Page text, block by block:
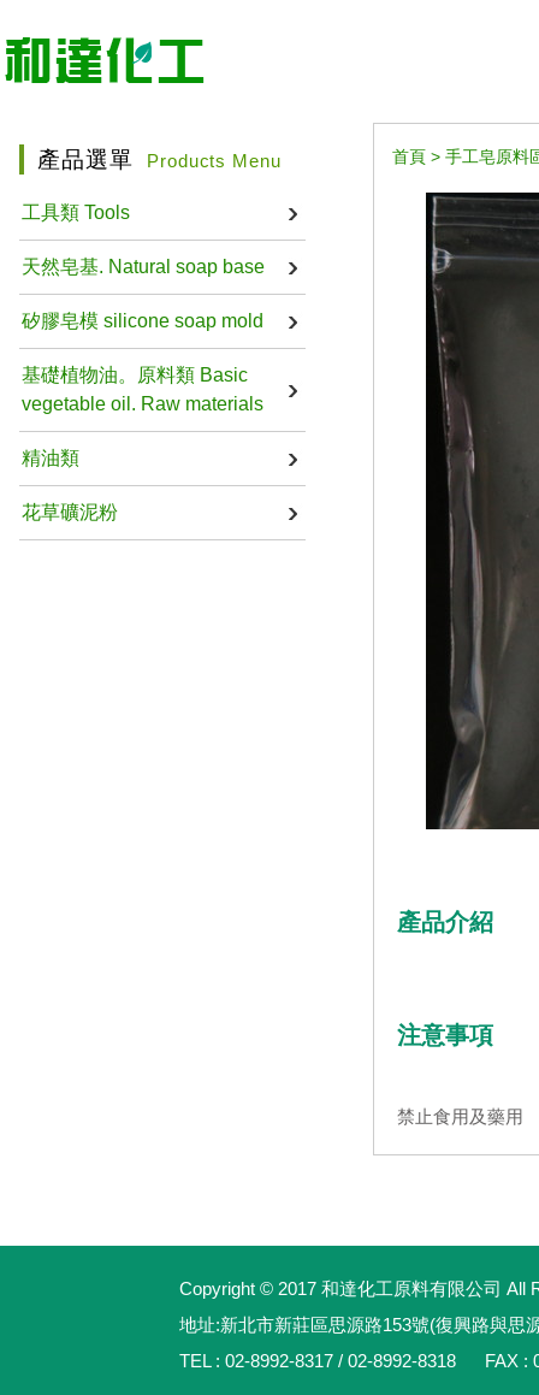
產品選單 Products Menu
工具類 Tools
天然皂基. Natural soap base
矽膠皂模 silicone soap mold
基礎植物油。原料類 Basic
vegetable oil. Raw materials
精油類
花草礦泥粉
首頁 > 手工皂原料
產品介紹
注意事項
禁止食用及藥用
Copyright © 2017 和達化工原料有限公司 All
地址:新北市新莊區思源路153號(復興路與思
TEL : 02-8992-8317 / 02-8992-8318 FAX :